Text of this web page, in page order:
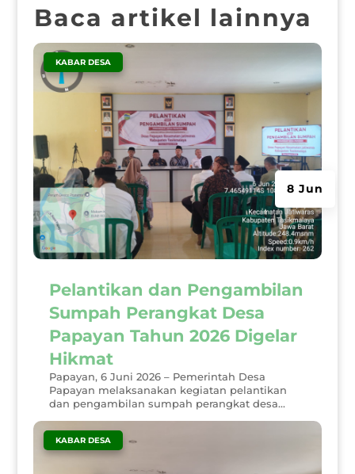
Baca artikel lainnya
Pelantikan dan Pengambilan
Sumpah Perangkat Desa
Papayan Tahun 2026 Digelar
Hikmat
8 Jun
KABAR DESA
Papayan, 6 Juni 2026 – Pemerintah Desa
Papayan melaksanakan kegiatan pelantikan
dan pengambilan sumpah perangkat desa...
KABAR DESA